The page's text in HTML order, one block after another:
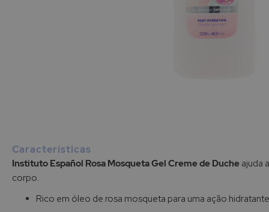
início
da
Galeria
de
imagens
Características
Instituto Español Rosa Mosqueta Gel Creme de Duche ajuda
corpo.
Rico em óleo de rosa mosqueta para uma ação